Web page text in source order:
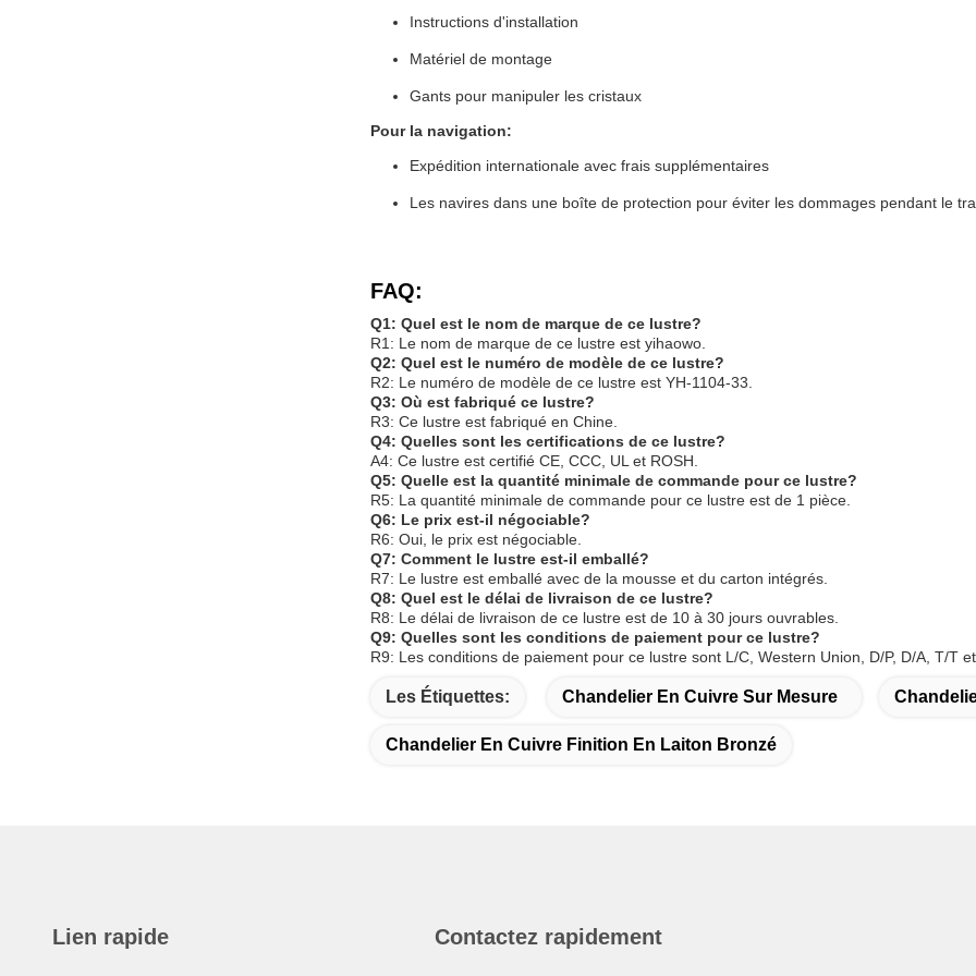
Instructions d'installation
Matériel de montage
Gants pour manipuler les cristaux
Pour la navigation:
Expédition internationale avec frais supplémentaires
Les navires dans une boîte de protection pour éviter les dommages pendant le
FAQ:
Q1: Quel est le nom de marque de ce lustre?
R1: Le nom de marque de ce lustre est yihaowo.
Q2: Quel est le numéro de modèle de ce lustre?
R2: Le numéro de modèle de ce lustre est YH-1104-33.
Q3: Où est fabriqué ce lustre?
R3: Ce lustre est fabriqué en Chine.
Q4: Quelles sont les certifications de ce lustre?
A4: Ce lustre est certifié CE, CCC, UL et ROSH.
Q5: Quelle est la quantité minimale de commande pour ce lustre?
R5: La quantité minimale de commande pour ce lustre est de 1 pièce.
Q6: Le prix est-il négociable?
R6: Oui, le prix est négociable.
Q7: Comment le lustre est-il emballé?
R7: Le lustre est emballé avec de la mousse et du carton intégrés.
Q8: Quel est le délai de livraison de ce lustre?
R8: Le délai de livraison de ce lustre est de 10 à 30 jours ouvrables.
Q9: Quelles sont les conditions de paiement pour ce lustre?
R9: Les conditions de paiement pour ce lustre sont L/C, Western Union, D/P, D/A, T/T
Les Étiquettes: Chandelier En Cuivre Sur Mesure
Chandelier En Cuivre Finition En Laiton Bronzé
Lien rapide Contactez rapidement